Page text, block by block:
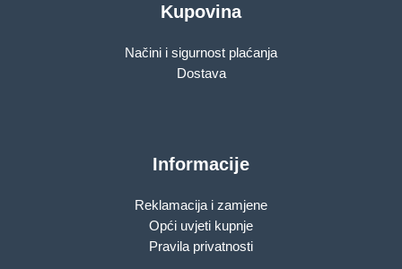
Kupovina
Načini i sigurnost plaćanja
Dostava
Informacije
Reklamacija i zamjene
Opći uvjeti kupnje
Pravila privatnosti